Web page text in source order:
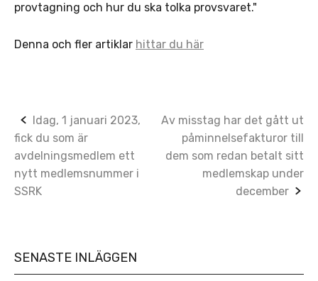
provtagning och hur du ska tolka provsvaret."
Denna och fler artiklar hittar du här
Post
navigation
Idag, 1 januari 2023,
fick du som är
avdelningsmedlem ett
nytt medlemsnummer i
SSRK
Av misstag har det gått ut
påminnelsefakturor till
dem som redan betalt sitt
medlemskap under
december
SENASTE INLÄGGEN